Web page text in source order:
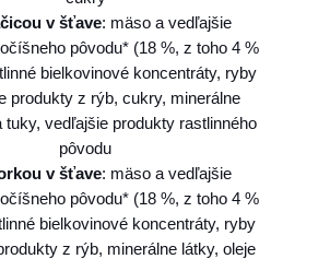
v šťave: mäso a vedľajšie
pôvodu* (18 %, z toho 4 %
bielkovinové koncentráty, ryby
produkty z rýb, cukry, minerálne
tuky, vedľajšie produkty rastlinného
pôvodu
v šťave: mäso a vedľajšie
pôvodu* (18 %, z toho 4 %
bielkovinové koncentráty, ryby
z rýb, minerálne látky, oleje